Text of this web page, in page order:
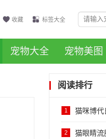
收藏 标签大全
宠物大全 宠物美图
阅读排行
1 猫咪博代
氏杆菌）
2 猫眼睛流